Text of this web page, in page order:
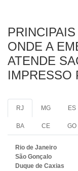
ONDE A
ATENDE
IMPRESSO
RJ MG ES
BA CE GO
Rio de Janeiro
São Gonçalo
Duque de Caxias